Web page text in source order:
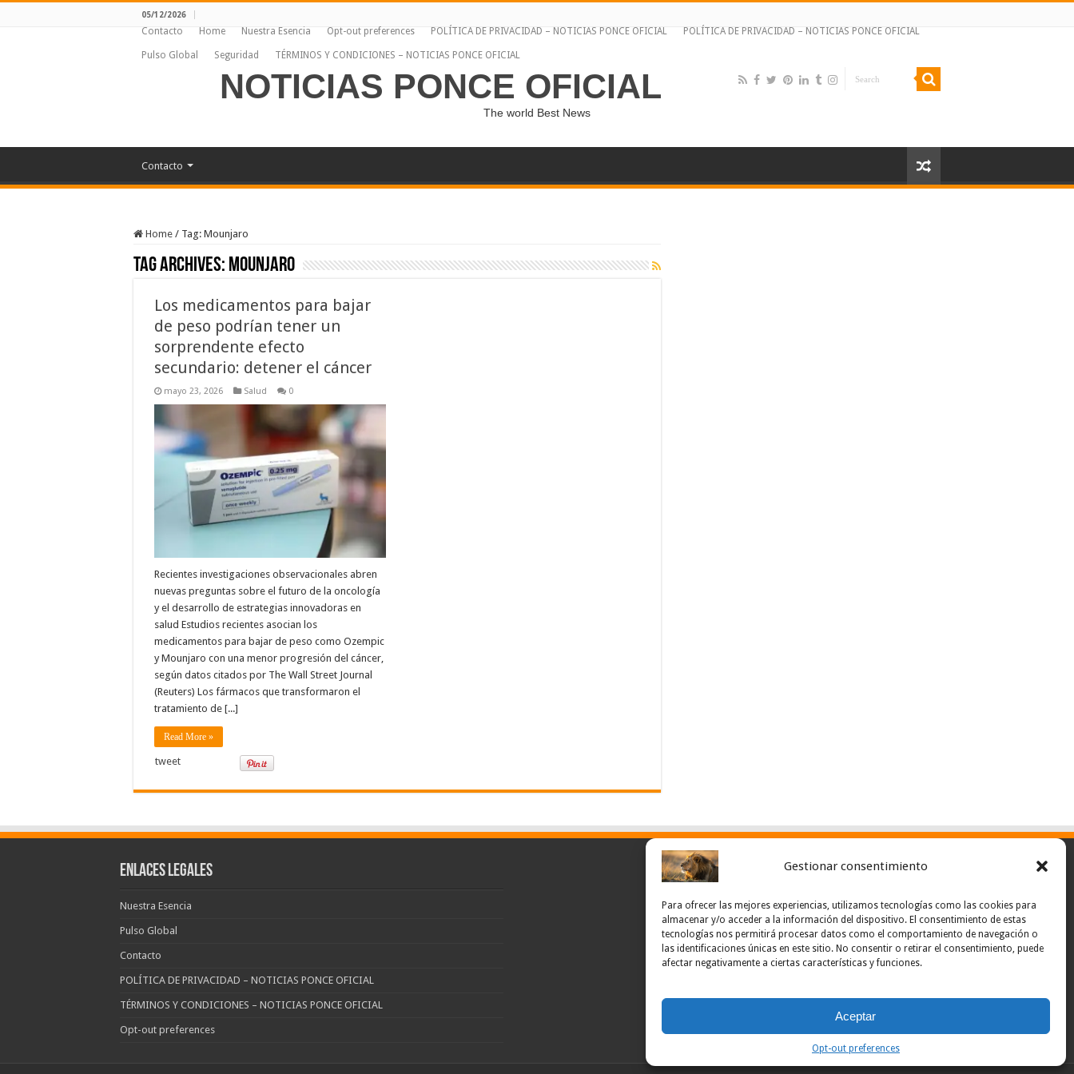
Gestionar consentimiento
Para ofrecer las mejores experiencias, utilizamos tecnologías como las cookies para
almacenar y/o acceder a la información del dispositivo. El consentimiento de estas
tecnologías nos permitirá procesar datos como el comportamiento de navegación o
las identificaciones únicas en este sitio. No consentir o retirar el consentimiento, puede
afectar negativamente a ciertas características y funciones.
Aceptar
Opt-out preferences
05/12/2026
Contacto Home Nuestra Esencia Opt-out preferences POLÍTICA DE PRIVACIDAD – NOTICIAS PONCE OFICIAL POLÍTICA DE PRIVACIDAD – NOTICIAS PONCE OFICIAL
Pulso Global Seguridad TÉRMINOS Y CONDICIONES – NOTICIAS PONCE OFICIAL
NOTICIAS PONCE OFICIAL
The world Best News
Contacto
Home / Tag: Mounjaro
Tag Archives: Mounjaro
Los medicamentos para bajar
de peso podrían tener un
sorprendente efecto
secundario: detener el cáncer
mayo 23, 2026 Salud 0
Recientes investigaciones observacionales abren
nuevas preguntas sobre el futuro de la oncología
y el desarrollo de estrategias innovadoras en
salud Estudios recientes asocian los
medicamentos para bajar de peso como Ozempic
y Mounjaro con una menor progresión del cáncer,
según datos citados por The Wall Street Journal
(Reuters) Los fármacos que transformaron el
tratamiento de [...]
Read More »
tweet
Enlaces Legales
Nuestra Esencia
Pulso Global
Contacto
POLÍTICA DE PRIVACIDAD – NOTICIAS PONCE OFICIAL
TÉRMINOS Y CONDICIONES – NOTICIAS PONCE OFICIAL
Opt-out preferences